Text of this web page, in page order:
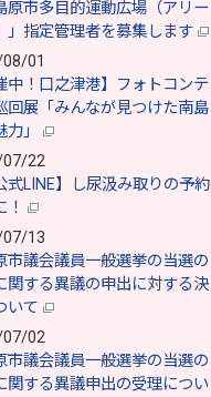
原市多目的運動広場（アリー
」指定管理者を募集します
01
中！口之津港】フォトコンテ
回展「みんなが見つけた南島
力」
22
式LINE】し尿汲み取りの予約
！
13
市議会議員一般選挙の当選の
関する異議の申出に対する決
いて
02
市議会議員一般選挙の当選の
関する異議申出の受理につい